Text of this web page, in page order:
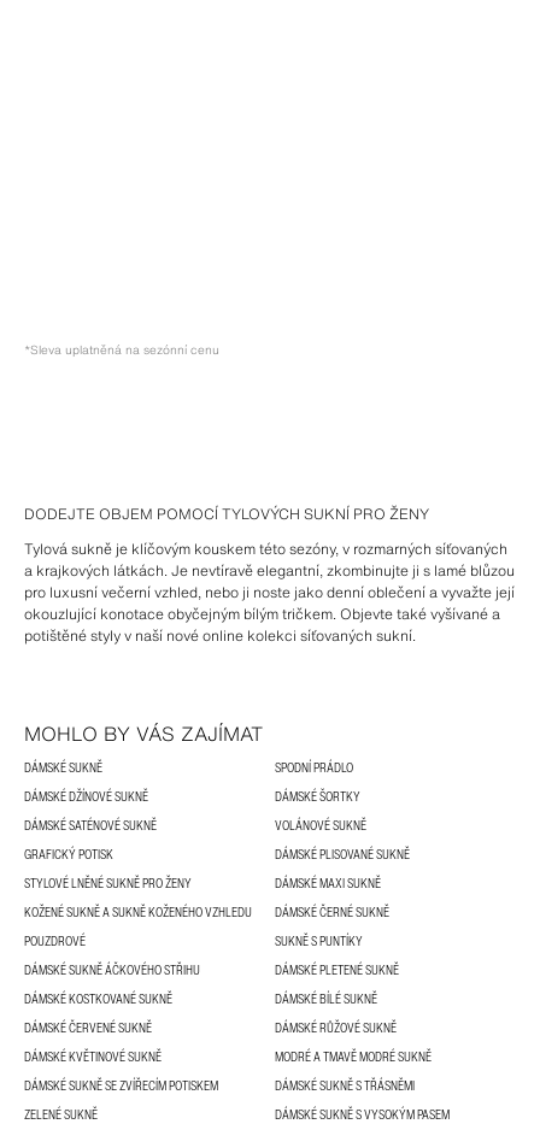
*Sleva uplatněná na sezónní cenu
DODEJTE OBJEM POMOCÍ TYLOVÝCH SUKNÍ PRO ŽENY
Tylová sukně je klíčovým kouskem této sezóny, v rozmarných síťovaných
a krajkových látkách. Je nevtíravě elegantní, zkombinujte ji s lamé blůzou
pro luxusní večerní vzhled, nebo ji noste jako denní oblečení a vyvažte její
okouzlující konotace obyčejným bílým tričkem. Objevte také vyšívané a
potištěné styly v naší nové online kolekci síťovaných sukní.
MOHLO BY VÁS ZAJÍMAT
DÁMSKÉ SUKNĚ
SPODNÍ PRÁDLO
DÁMSKÉ DŽÍNOVÉ SUKNĚ
DÁMSKÉ ŠORTKY
DÁMSKÉ SATÉNOVÉ SUKNĚ
VOLÁNOVÉ SUKNĚ
GRAFICKÝ POTISK
DÁMSKÉ PLISOVANÉ SUKNĚ
STYLOVÉ LNĚNÉ SUKNĚ PRO ŽENY
DÁMSKÉ MAXI SUKNĚ
KOŽENÉ SUKNĚ A SUKNĚ KOŽENÉHO VZHLEDU
DÁMSKÉ ČERNÉ SUKNĚ
POUZDROVÉ
SUKNĚ S PUNTÍKY
DÁMSKÉ SUKNĚ ÁČKOVÉHO STŘIHU
DÁMSKÉ PLETENÉ SUKNĚ
DÁMSKÉ KOSTKOVANÉ SUKNĚ
DÁMSKÉ BÍLÉ SUKNĚ
DÁMSKÉ ČERVENÉ SUKNĚ
DÁMSKÉ RŮŽOVÉ SUKNĚ
DÁMSKÉ KVĚTINOVÉ SUKNĚ
MODRÉ A TMAVĚ MODRÉ SUKNĚ
DÁMSKÉ SUKNĚ SE ZVÍŘECÍM POTISKEM
DÁMSKÉ SUKNĚ S TŘÁSNĚMI
ZELENÉ SUKNĚ
DÁMSKÉ SUKNĚ S VYSOKÝM PASEM